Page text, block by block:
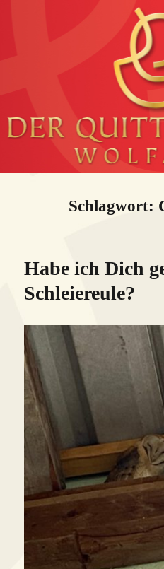
Schlagwort:
Habe ich Dich
Schleiereule?